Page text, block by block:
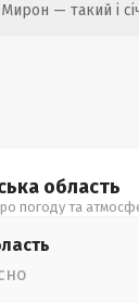
— такий і
область
погоду та